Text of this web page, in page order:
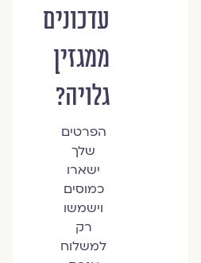
עדכונים
ממגזין
גלויה?
הפרטים
שלך
ישארו
כמוסים
וישמשו
רק
למשלוח